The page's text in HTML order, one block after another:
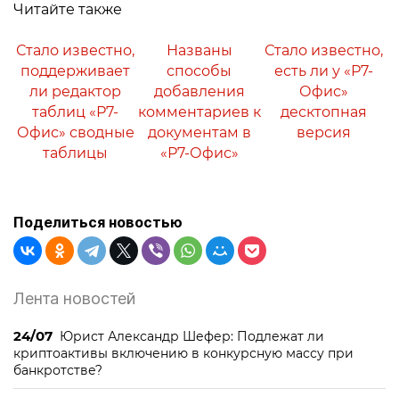
Читайте также
Стало известно,
поддерживает
ли редактор
таблиц «Р7-
Офис» сводные
таблицы
Названы
способы
добавления
комментариев к
документам в
«Р7-Офис»
Стало известно,
есть ли у «Р7-
Офис»
десктопная
версия
Поделиться новостью
Лента новостей
24/07 Юрист Александр Шефер: Подлежат ли
криптоактивы включению в конкурсную массу при
банкротстве?